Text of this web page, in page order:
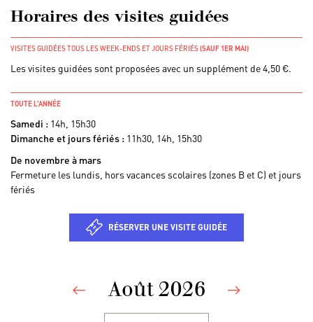
Horaires des visites guidées
VISITES GUIDÉES TOUS LES WEEK-ENDS ET JOURS FÉRIÉS(SAUF 1ER MAI)
Les visites guidées sont proposées avec un supplément de 4,50 €.
TOUTE L’ANNÉE
Samedi : 14h, 15h30
Dimanche et jours fériés : 11h30, 14h, 15h30
De novembre à mars
Fermeture les lundis, hors vacances scolaires (zones B et C) et jours
fériés
RÉSERVER UNE VISITE GUIDÉE
Previous
Août 2026